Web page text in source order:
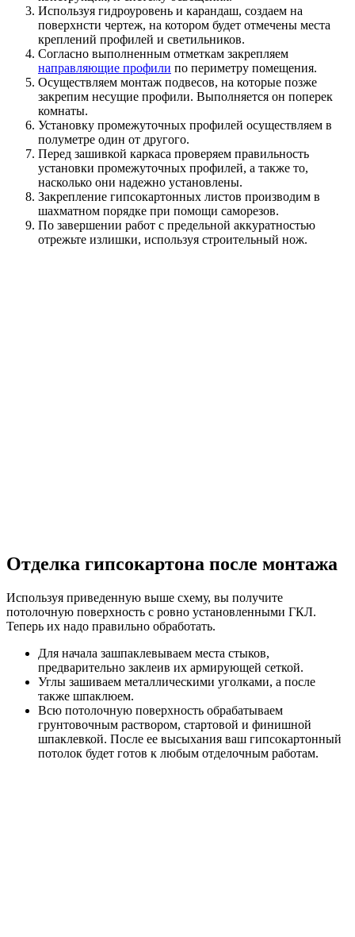
Используя гидроуровень и карандаш, создаем на
поверхнсти чертеж, на котором будет отмечены места
креплений профилей и светильников.
Согласно выполненным отметкам закрепляем
направляющие профили по периметру помещения.
Осуществляем монтаж подвесов, на которые позже
закрепим несущие профили. Выполняется он поперек
комнаты.
Установку промежуточных профилей осуществляем в
полуметре один от другого.
Перед зашивкой каркаса проверяем правильность
установки промежуточных профилей, а также то,
насколько они надежно установлены.
Закрепление гипсокартонных листов производим в
шахматном порядке при помощи саморезов.
По завершении работ с предельной аккуратностью
отрежьте излишки, используя строительный нож.
Отделка гипсокартона после монтажа
Используя приведенную выше схему, вы получите
потолочную поверхность с ровно установленными ГКЛ.
Теперь их надо правильно обработать.
Для начала зашпаклевываем места стыков,
предварительно заклеив их армирующей сеткой.
Углы зашиваем металлическими уголками, а после
также шпаклюем.
Всю потолочную поверхность обрабатываем
грунтовочным раствором, стартовой и финишной
шпаклевкой. После ее высыхания ваш гипсокартонный
потолок будет готов к любым отделочным работам.